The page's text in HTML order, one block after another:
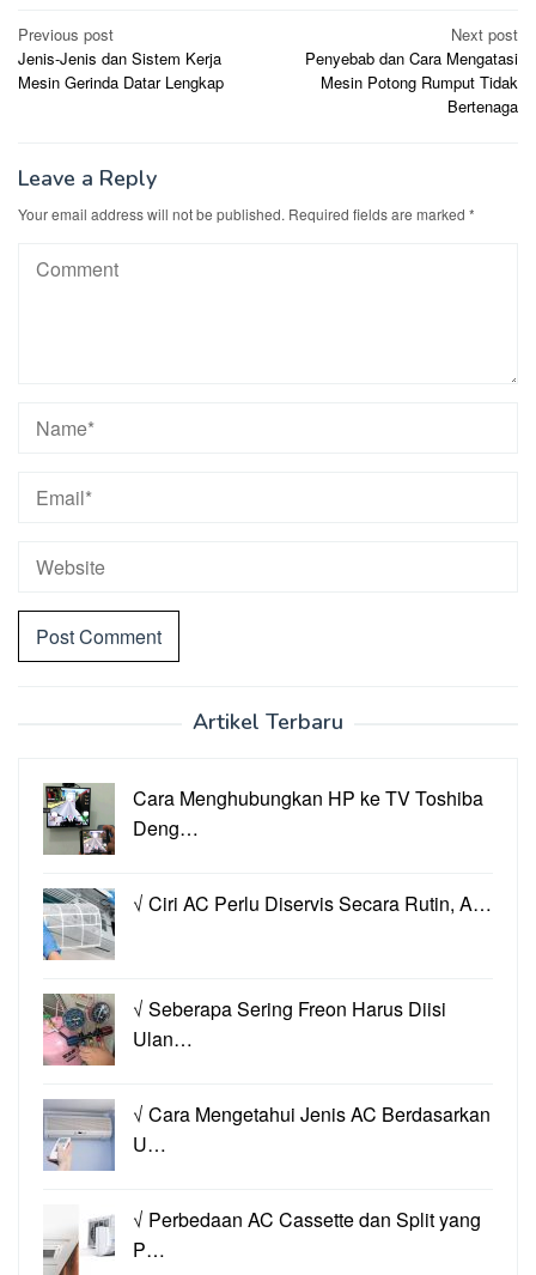
Post
navigation
Previous post
Jenis-Jenis dan Sistem Kerja
Mesin Gerinda Datar Lengkap
Next post
Penyebab dan Cara Mengatasi
Mesin Potong Rumput Tidak
Bertenaga
Leave a Reply
Your email address will not be published. Required fields are marked *
Artikel Terbaru
Cara Menghubungkan HP ke TV Toshiba
Deng…
√ Ciri AC Perlu Diservis Secara Rutin, A…
√ Seberapa Sering Freon Harus Diisi
Ulan…
√ Cara Mengetahui Jenis AC Berdasarkan
U…
√ Perbedaan AC Cassette dan Split yang
P…